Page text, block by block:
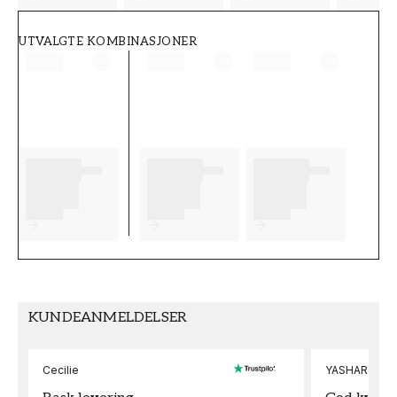
UTVALGTE KOMBINASJONER
KUNDEANMELDELSER
Cecilie YASHAR